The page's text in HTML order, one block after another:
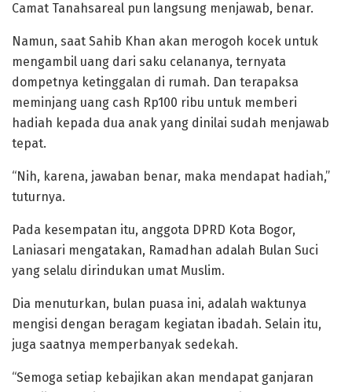
Camat Tanahsareal pun langsung menjawab, benar.
Namun, saat Sahib Khan akan merogoh kocek untuk
mengambil uang dari saku celananya, ternyata
dompetnya ketinggalan di rumah. Dan terapaksa
meminjang uang cash Rp100 ribu untuk memberi
hadiah kepada dua anak yang dinilai sudah menjawab
tepat.
“Nih, karena, jawaban benar, maka mendapat hadiah,”
tuturnya.
Pada kesempatan itu, anggota DPRD Kota Bogor,
Laniasari mengatakan, Ramadhan adalah Bulan Suci
yang selalu dirindukan umat Muslim.
Dia menuturkan, bulan puasa ini, adalah waktunya
mengisi dengan beragam kegiatan ibadah. Selain itu,
juga saatnya memperbanyak sedekah.
“Semoga setiap kebajikan akan mendapat ganjaran